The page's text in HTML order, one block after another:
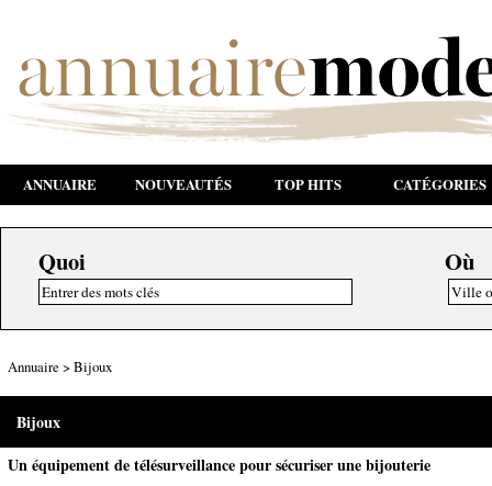
ANNUAIRE NOUVEAUTÉS TOP HITS CATÉGORIES
Quoi Où
Annuaire > Bijoux
Bijoux
Un équipement de télésurveillance pour sécuriser une bijouterie